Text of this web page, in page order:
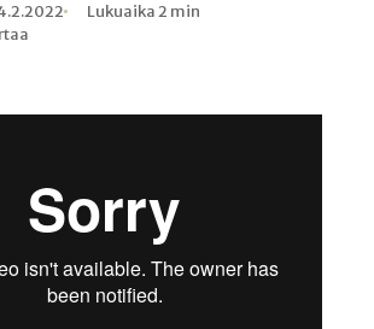
Lukuaika 2 min